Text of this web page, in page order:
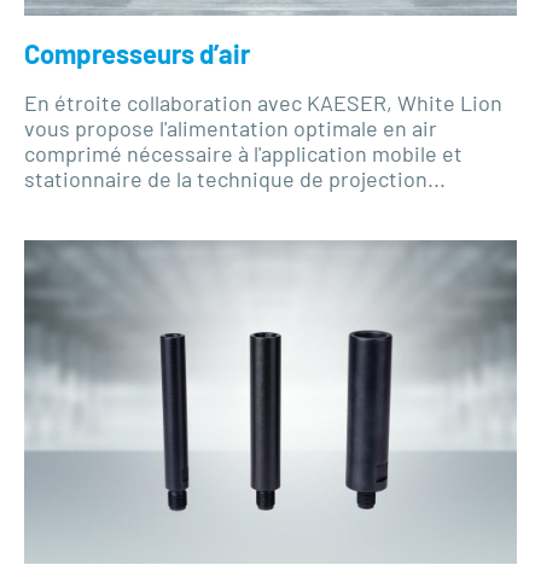
Compresseurs d’air
En étroite collaboration avec KAESER, White Lion
vous propose l'alimentation optimale en air
comprimé nécessaire à l'application mobile et
stationnaire de la technique de projection...